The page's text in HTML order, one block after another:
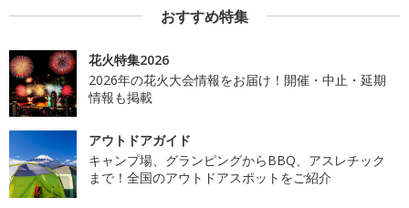
おすすめ特集
花火特集2026
2026年の花火大会情報をお届け！開催・中止・延期
情報も掲載
アウトドアガイド
キャンプ場、グランピングからBBQ、アスレチック
まで！全国のアウトドアスポットをご紹介